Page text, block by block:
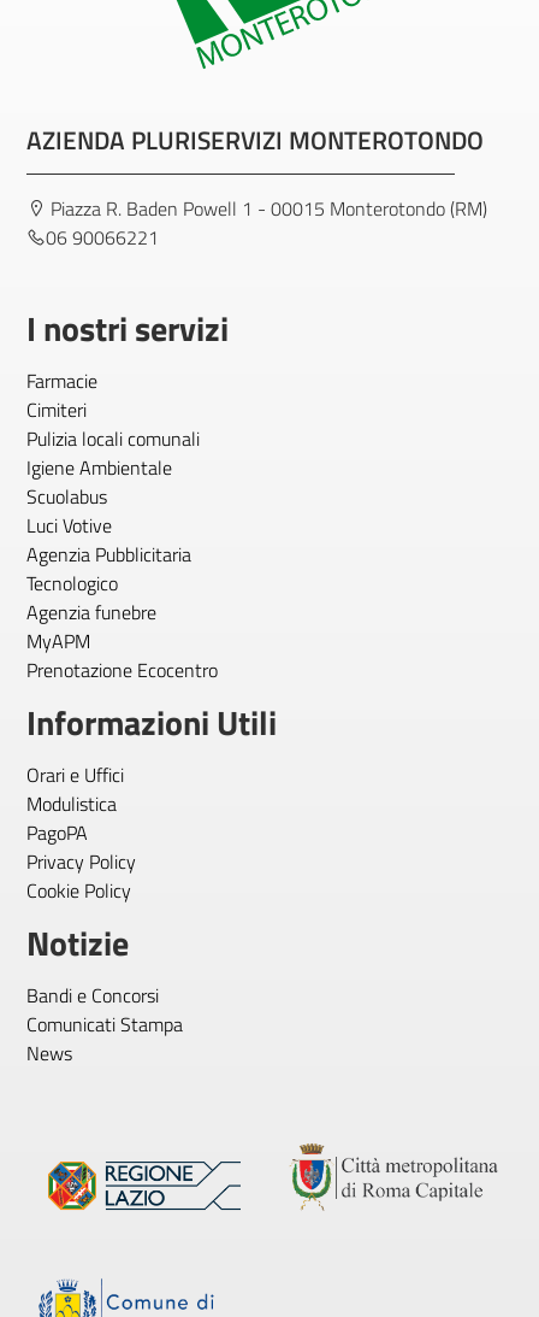
AZIENDA PLURISERVIZI MONTEROTONDO
Piazza R. Baden Powell 1 - 00015 Monterotondo (RM)
06 90066221
I nostri servizi
Farmacie
Cimiteri
Pulizia locali comunali
Igiene Ambientale
Scuolabus
Luci Votive
Agenzia Pubblicitaria
Tecnologico
Agenzia funebre
MyAPM
Prenotazione Ecocentro
Informazioni Utili
Orari e Uffici
Modulistica
PagoPA
Privacy Policy
Cookie Policy
Notizie
Bandi e Concorsi
Comunicati Stampa
News